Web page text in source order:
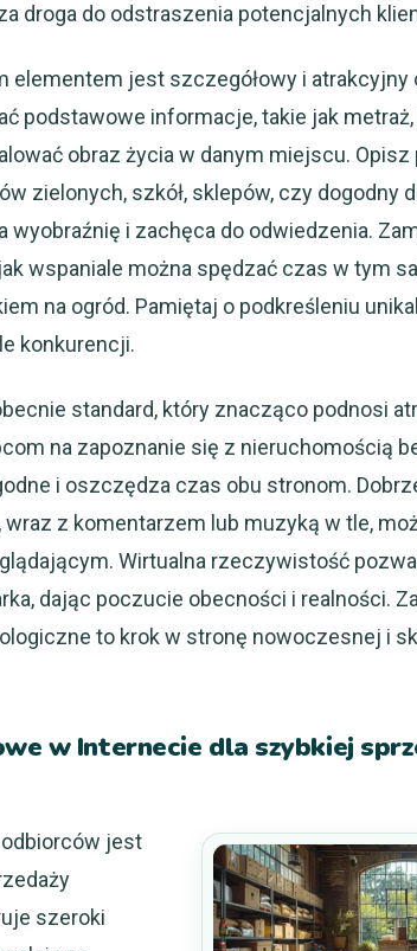
droga do odstraszenia potencjalnych
elementem jest szczegółowy i atrakcyjny
podstawowe informacje, takie jak
obraz życia w danym miejscu.
zielonych, szkół, sklepów, czy dogodny
wyobraźnię i zachęca do odwiedzenia.
wspaniale można spędzać czas w tym
na ogród. Pamiętaj o podkreśleniu
konkurencji.
standard, który znacząco podnosi
na zapoznanie się z nieruchomością
i oszczędza czas obu stronom.
z komentarzem lub muzyką w tle,
Wirtualna rzeczywistość
dając poczucie obecności i realności.
to krok w stronę nowoczesnej i
w Internecie dla szybkiej
odbiorców jest
szeroki